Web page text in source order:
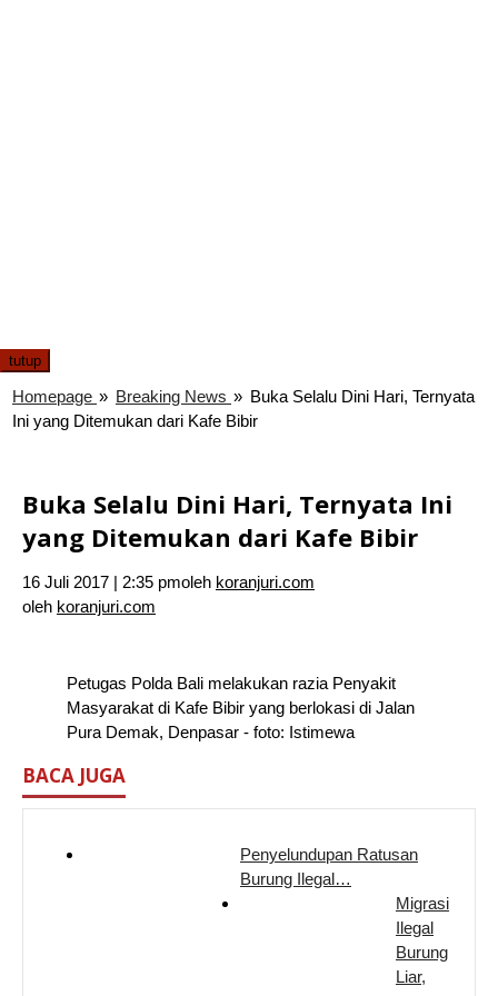
tutup
Homepage » Breaking News » Buka Selalu Dini Hari, Ternyata
Ini yang Ditemukan dari Kafe Bibir
Buka Selalu Dini Hari, Ternyata Ini
yang Ditemukan dari Kafe Bibir
16 Juli 2017 | 2:35 pmoleh koranjuri.com
oleh koranjuri.com
Petugas Polda Bali melakukan razia Penyakit
Masyarakat di Kafe Bibir yang berlokasi di Jalan
Pura Demak, Denpasar - foto: Istimewa
BACA JUGA
Penyelundupan Ratusan
Burung Ilegal…
Migrasi
Ilegal
Burung
Liar,